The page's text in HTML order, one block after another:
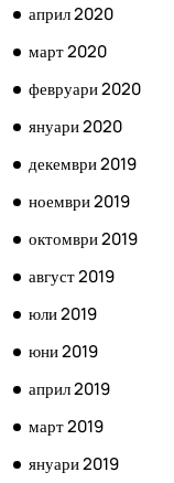
април 2020
март 2020
февруари 2020
януари 2020
декември 2019
ноември 2019
октомври 2019
август 2019
юли 2019
юни 2019
април 2019
март 2019
януари 2019